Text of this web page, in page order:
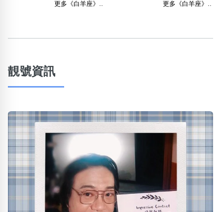
更多《白羊座》.. 更多《白羊座》..
靚號資訊